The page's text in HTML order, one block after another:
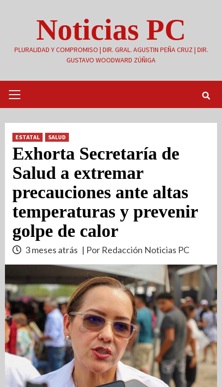
Noticias PC
PLURALIDAD Y COMPROMISO | DIR. GRAL. AGUSTIN PEÑA CRUZ | DIR.
GUSTAVO WOODWARD ZÚÑIGA
primario
ESTATAL SALUD
Exhorta Secretaría de
Salud a extremar
precauciones ante altas
temperaturas y prevenir
golpe de calor
3 meses atrás | Por Redacción Noticias PC